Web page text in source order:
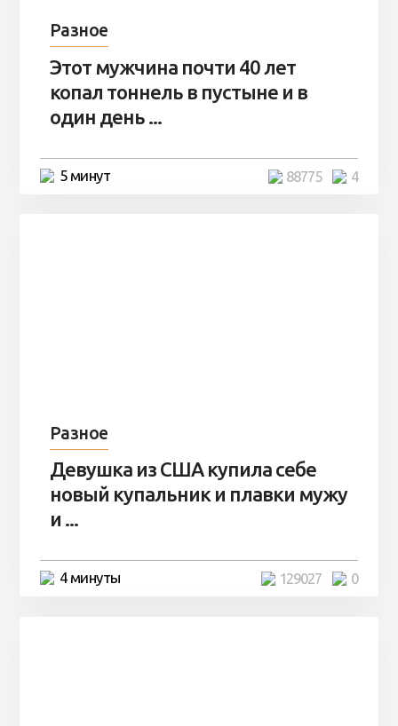
Разное
Этот мужчина почти 40 лет
копал тоннель в пустыне и в
один день ...
5 минут 4
88775
Разное
Девушка из США купила себе
новый купальник и плавки мужу
и ...
4 минуты 0
129027